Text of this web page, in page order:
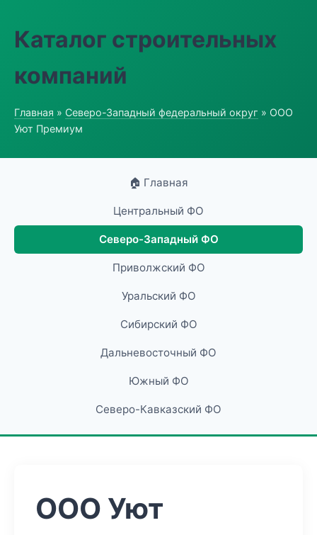
Каталог строительных
компаний
Главная » Северо-Западный федеральный округ » ООО
Уют Премиум
🏠 Главная
Центральный ФО
Северо-Западный ФО
Приволжский ФО
Уральский ФО
Сибирский ФО
Дальневосточный ФО
Южный ФО
Северо-Кавказский ФО
ООО Уют